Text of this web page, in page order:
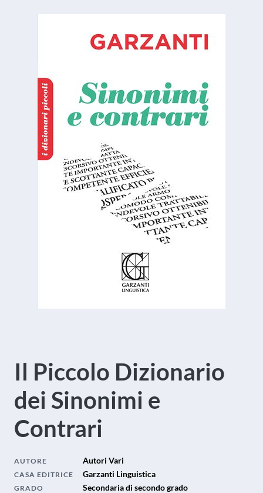
Il Piccolo Dizionario
dei Sinonimi e
Contrari
AUTORE Autori Vari
CASA EDITRICE Garzanti Linguistica
GRADO Secondaria di secondo grado